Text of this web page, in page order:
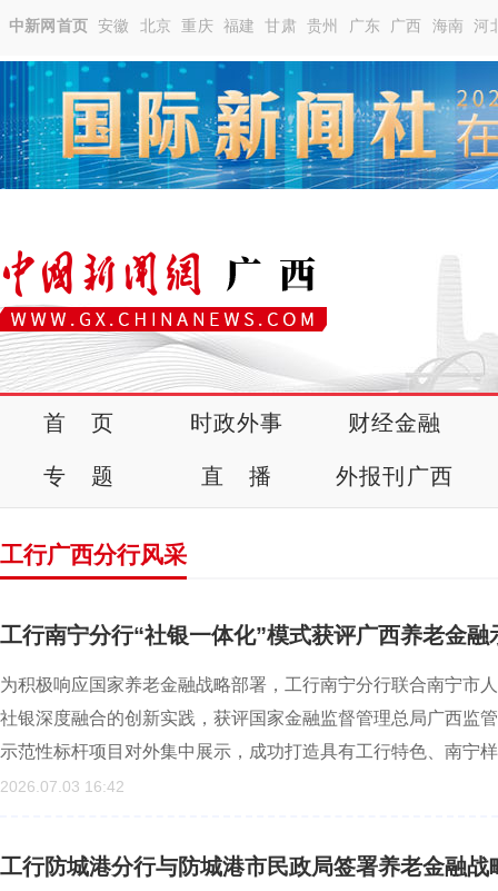
中新网首页 安徽 北京 重庆 福建 甘肃 贵州 广东 广西 海南 河
首 页 时政外事 财经金融
专 题 直 播 外报刊广西
工行广西分行风采
工行南宁分行“社银一体化”模式获评广西养老金融
为积极响应国家养老金融战略部署，工行南宁分行联合南宁市
社银深度融合的创新实践，获评国家金融监督管理总局广西监
示范性标杆项目对外集中展示，成功打造具有工行特色、南
2026.07.03 16:42
工行防城港分行与防城港市民政局签署养老金融战